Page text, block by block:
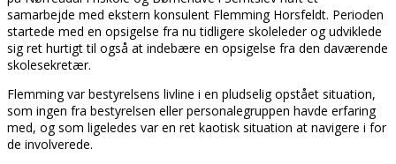
samarbejde med ekstern konsulent Flemming Horsfeldt. Perioden
startede med en opsigelse fra nu tidligere skoleleder og udviklede
sig ret hurtigt til også at indebære en opsigelse fra den daværende
skolesekretær.
Flemming var bestyrelsens livline i en pludselig opstået situation,
som ingen fra bestyrelsen eller personalegruppen havde erfaring
med, og som ligeledes var en ret kaotisk situation at navigere i for
de involverede.